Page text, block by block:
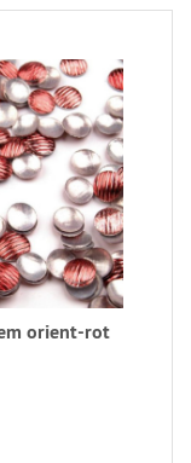
orient-rot